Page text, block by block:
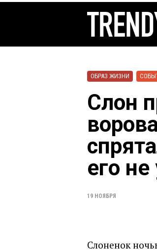
ОБРАЗ ЖИЗНИ
Слон
его
19 НОЯБРЯ
Слоненок